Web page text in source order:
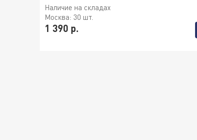
Наличие на складах
Москва: 30 шт.
1 390 р.